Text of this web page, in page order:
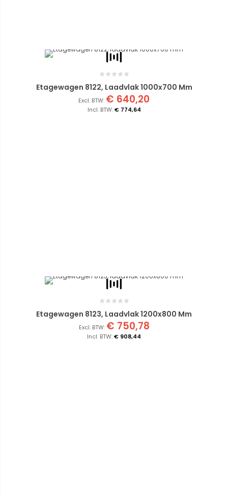
Etagewagen 8122, Laadvlak 1000x700 Mm
€ 774,64
€ 640,20
Etagewagen 8123, Laadvlak 1200x800 Mm
€ 908,44
€ 750,78